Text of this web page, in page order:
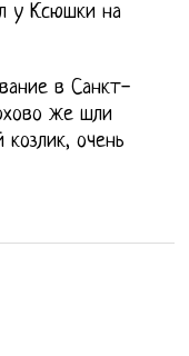
у Ксюшки на
в Санкт-
же шли
очень